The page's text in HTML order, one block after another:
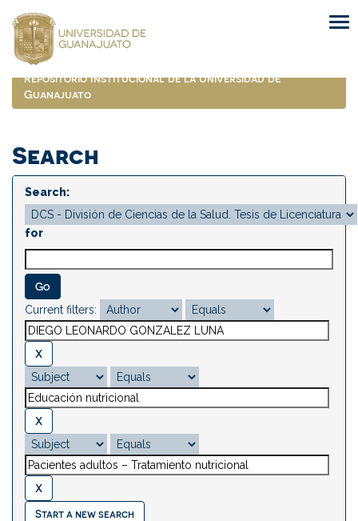
navigation
Repositorio Institucional de la Universidad de
Guanajuato
Search
Search:
for
Current filters:
Start a new search